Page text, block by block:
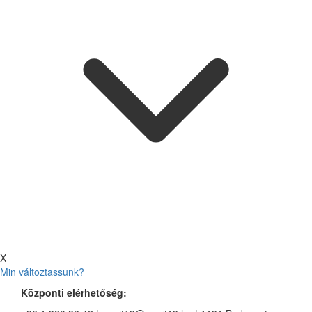
X
Min változtassunk?
Központi elérhetőség: